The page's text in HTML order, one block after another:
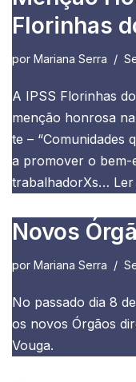
Florinhas
por Mariana Serra
A IPSS Florinhas
menção honrosa
te – “Comunidades
a promover o bem-
trabalhadorXs…
Novos
por Mariana Serra
No passado dia 8
os novos Órgãos
Vouga.